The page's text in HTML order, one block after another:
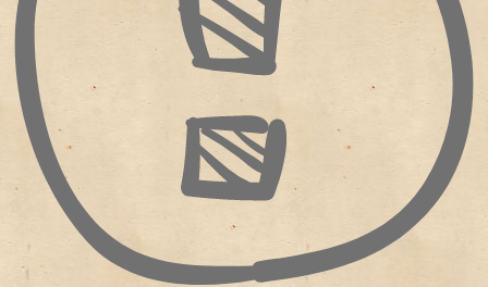
NAOORLOGSE FUSIES EN CONSOLIDATIE (1945-1967)
Na de bevrijding brak een periode aan van intense concurrentie.
Het Eindhovensch Dagblad kreeg opnieuw te maken met
Brabant
, een krant die in feite een voortzetting was van de tijdens
de oorlog gecompromitteerde Eindhovensche en Meijerijsche
Courant. Oost-Brabant verloor gestaag abonnees aan het
Eindhovensch Dagblad.
De verontwaardiging was groot toen bleek dat de eigenaar van
Oost-Brabant het Eindhovensch Dagblad had opgekocht. Zes
maanden later, in
, fuseerden beide kranten en gingen zij
verder onder de naam
"Eindhovensch Dagblad, dagblad voor
Oost-Brabant".